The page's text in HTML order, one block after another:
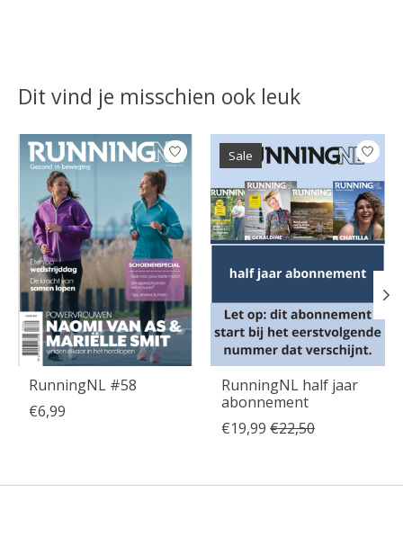
Dit vind je misschien ook leuk
Items van productcarrousel
RunningNL #58
€6,99
Sale
RunningNL half jaar
abonnement
€19,99 €22,50